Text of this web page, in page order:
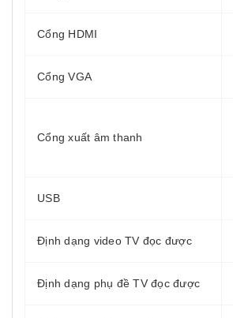
Cổng HDMI
Cổng VGA
Cổng xuất âm thanh
USB
Định dạng video TV đọc được
Định dạng phụ đề TV đọc được